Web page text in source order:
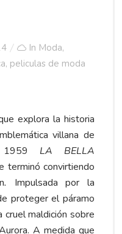
In Moda,
, peliculas de moda
explora la historia
villana de
1959 LA BELLA
terminó convirtiendo
.
Impulsada por la
proteger el páramo
cruel maldición sobre
A medida que